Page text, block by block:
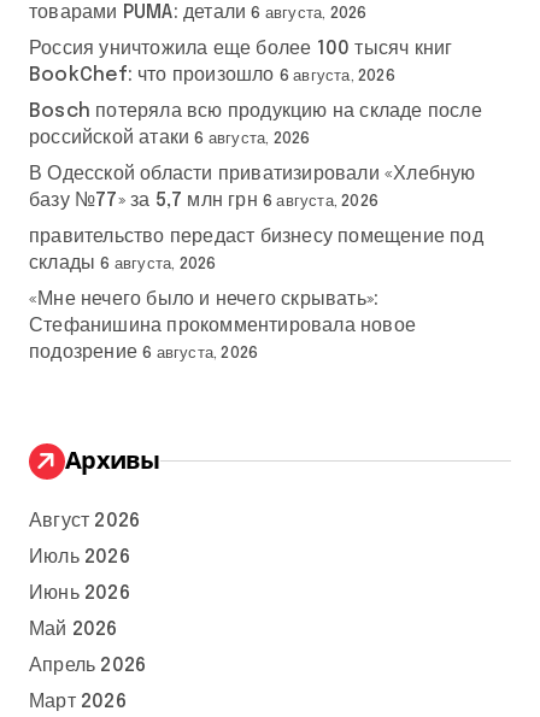
товарами PUMA: детали 6 августа, 2026
Россия уничтожила еще более 100 тысяч книг
BookChef: что произошло 6 августа, 2026
Bosch потеряла всю продукцию на складе после
российской атаки 6 августа, 2026
В Одесской области приватизировали «Хлебную
базу №77» за 5,7 млн грн 6 августа, 2026
правительство передаст бизнесу помещение под
склады 6 августа, 2026
«Мне нечего было и нечего скрывать»:
Стефанишина прокомментировала новое
подозрение 6 августа, 2026
Архивы
Август 2026
Июль 2026
Июнь 2026
Май 2026
Апрель 2026
Март 2026